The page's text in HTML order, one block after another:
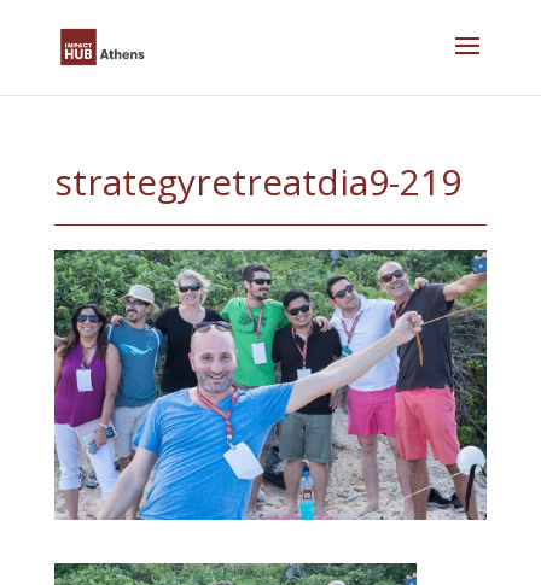
strategyretreatdia9-219